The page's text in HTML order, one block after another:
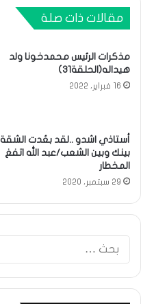
مقالات ذات صلة
مذكرات الرئيس محمدخونا ولد
هيداله(الحلقة31)
16 فبراير، 2022
أستاذي اشدو ..لقد بعُدت الشقة
بينك وبين الشعب/عبد الله اتفغ
المخطار
29 سبتمبر، 2020